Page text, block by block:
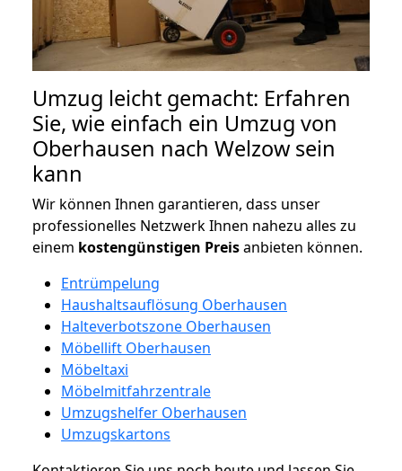
Umzug leicht gemacht: Erfahren
Sie, wie einfach ein Umzug von
Oberhausen nach Welzow sein
kann
Wir können Ihnen garantieren, dass unser
professionelles Netzwerk Ihnen nahezu alles zu
einem kostengünstigen Preisanbieten können.
Entrümpelung
Haushaltsauflösung Oberhausen
Halteverbotszone Oberhausen
Möbellift Oberhausen
Möbeltaxi
Möbelmitfahrzentrale
Umzugshelfer Oberhausen
Umzugskartons